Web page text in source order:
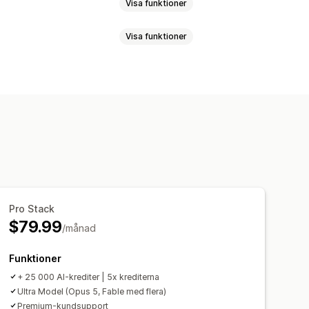
Visa funktioner
Visa funktioner
Pro Stack
$79.99/månad
Funktioner
+ 25 000 AI-krediter | 5x krediterna
Ultra Model (Opus 5, Fable med flera)
Premium-kundsupport